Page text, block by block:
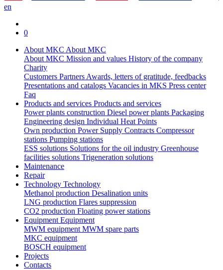
en
0
About MKC About MKC
About MKC Mission and values History of the company
Charity
Customers PartnersAwards, letters of gratitude, feedbacks
Presentations and catalogs Vacancies in MKS Press center
Faq
Products and services Products and services
Power plants construction Diesel power plants Packaging
Engineering design Individual Heat Points
Own production Power Supply Contracts Compressor
stations Pumping stations
ESS solutions Solutions for the oil industry Greenhouse
facilities solutions Trigeneration solutions
Maintenance
Repair
Technology Technology
Methanol production Desalination units
LNG production Flares suppression
СО2 production Floating power stations
EquipmentEquipment
MWM equipmentMWM spare parts
MKC equipment
BOSCH equipment
Projects
Contacts